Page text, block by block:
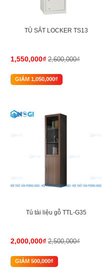
TỦ SẮT LOCKER TS13
1,550,000₫ 2,600,000₫
GIẢM 1,050,000₫
-20%
Tủ tài liệu gỗ TTL-G35
2,000,000₫ 2,500,000₫
GIẢM 500,000₫